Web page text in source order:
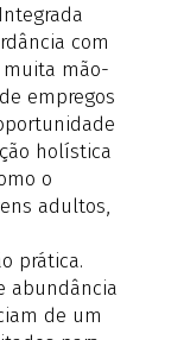
com
muita mão-
empregos
holística
o
adultos,
prática.
abundância
de um